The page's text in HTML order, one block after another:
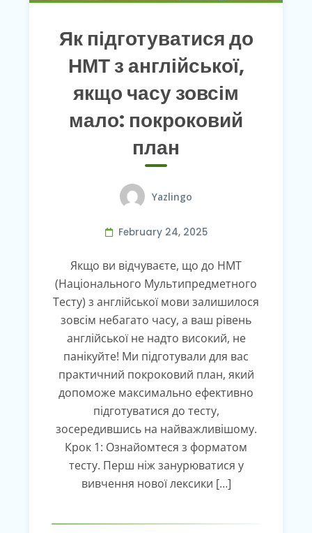
Як підготуватися до
НМТ з англійської,
якщо часу зовсім
мало: покроковий
план
Yazlingo
February 24, 2025
Якщо ви відчуваєте, що до НМТ
(Національного Мультипредметного
Тесту) з англійської мови залишилося
зовсім небагато часу, а ваш рівень
англійської не надто високий, не
панікуйте! Ми підготували для вас
практичний покроковий план, який
допоможе максимально ефективно
підготуватися до тесту,
зосередившись на найважливішому.
Крок 1: Ознайомтеся з форматом
тесту. Перш ніж занурюватися у
вивчення нової лексики […]